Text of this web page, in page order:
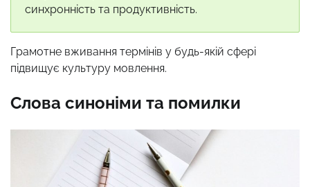
синхронність та продуктивність.
Грамотне вживання термінів у будь-якій сфері
підвищує культуру мовлення.
Слова синоніми та помилки